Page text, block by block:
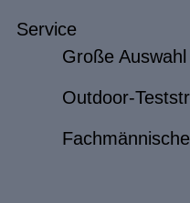
Service
Große
Outdoor-